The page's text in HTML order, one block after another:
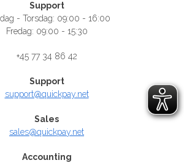
Support
- Torsdag: 09:00 - 16:00
Fredag: 09:00 - 15:30
+45 77 34 86 42
Support
support@quickpay.net
Sales
sales@quickpay.net
Accounting